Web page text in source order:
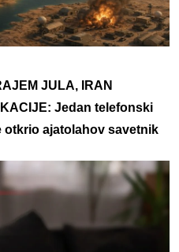
JULA, IRAN
Jedan telefonski
otkrio ajatolahov savetnik